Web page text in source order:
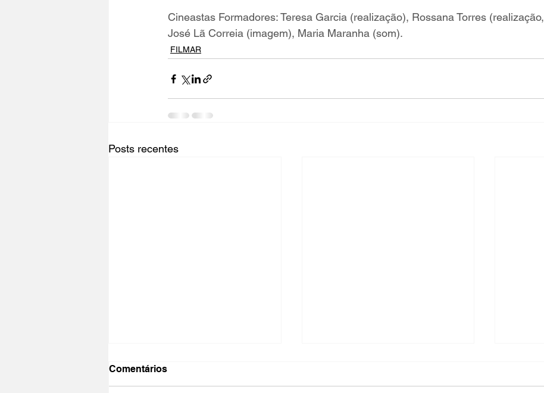
Cineastas Formadores: Teresa Garcia (realização), Rossana Torres
José Lã Correia (imagem), Maria Maranha (som).
FILMAR
Posts recentes
Comentários